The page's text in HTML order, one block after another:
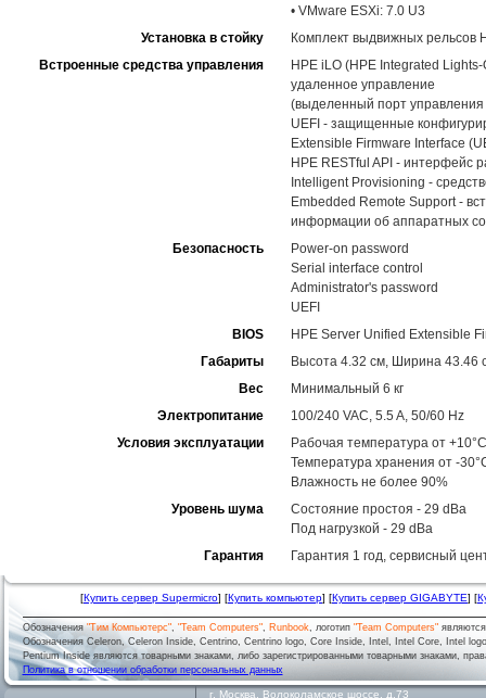
• VMware ESXi: 7.0 U3
Установка в стойку
Комплект выдвижных рельсов
Встроенные средства управления
HPE iLO (HPE Integrated
удаленное управление
(выделенный порт
UEFI - защищенные
Extensible Firmware Interface
HPE RESTful API - интерфейс
Intelligent Provisioning -
Embedded Remote Support -
информации об аппаратных
Безопасность
Power-on password
Serial interface control
Administrator's password
UEFI
BIOS
HPE Server Unified Extensible
Габариты
Высота 4.32 см, Ширина 43.46
Вес
Минимальный 6 кг
Электропитание
100/240 VAC, 5.5 A, 50/60 Hz
Условия эксплуатации
Рабочая температура от
Температура хранения от -
Влажность не более 90%
Уровень шума
Состояние простоя - 29 dBa
Под нагрузкой - 29 dBa
Гарантия
Гарантия 1 год, сервисный
[Купить сервер Supermicro] [Купить компьютер] [Купить сервер GIGABYTE] [
Обозначения"Тим Компьютерс", "Team Computers", Runbook, логотип "Team Computers"
Обозначения Celeron, Celeron Inside, Centrino, Centrino logo, Core Inside, Intel, Intel Core, Intel
Pentium Inside являются товарными знаками, либо зарегистрированными товарными знаками,
Политика в отношении обработки персональных данных
г. Москва Волоколамское шоссе, д.73